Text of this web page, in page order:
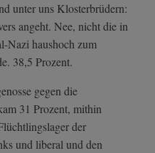
unter uns Klosterbrüdern:
angeht. Nee, nicht die in
Nazi haushoch zum
38,5 Prozent.
gegen die
31 Prozent, mithin
der
und liberal und den